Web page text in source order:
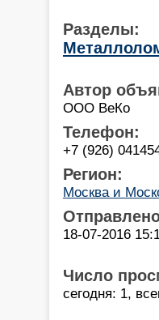
Разделы:
Автор
ООО ВеКо
Телефон:
+7 (926)
Регион:
Москва и
18-07-2016
Число
сегодня: 1,